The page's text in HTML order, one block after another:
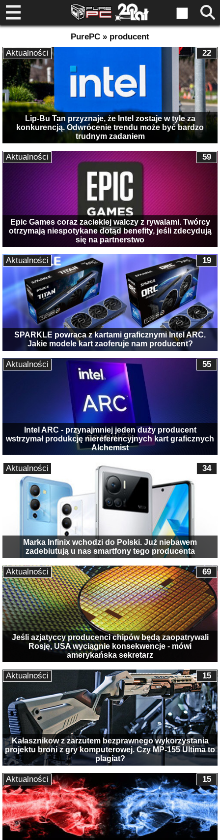
PurePC » producent
Lip-Bu Tan przyznaje, że Intel zostaje w tyle za
konkurencją. Odwrócenie trendu może być bardzo
trudnym zadaniem
22
Aktualności
Epic Games coraz zacieklej walczy z rywalami. Twórcy
otrzymają niespotykane dotąd benefity, jeśli zdecydują
się na partnerstwo
59
Aktualności
SPARKLE powraca z kartami graficznymi Intel ARC.
Jakie modele kart zaoferuje nam producent?
19
Aktualności
Intel ARC - przynajmniej jeden duży producent
wstrzymał produkcję niereferencyjnych kart graficznych
Alchemist
55
Aktualności
Marka Infinix wchodzi do Polski. Już niebawem
zadebiutują u nas smartfony tego producenta
34
Aktualności
Jeśli azjatyccy producenci chipów będą zaopatrywali
Rosję, USA wyciągnie konsekwencje - mówi
amerykańska sekretarz
69
Aktualności
Kałasznikow z zarzutem bezprawnego wykorzystania
projektu broni z gry komputerowej. Czy MP-155 Ultima to
plagiat?
15
Aktualności
15
Aktualności